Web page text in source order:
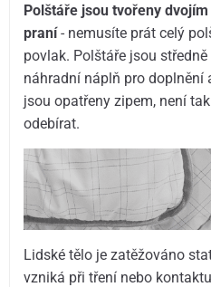
Polštáře jsou tvořeny
praní- nemusíte prát celý
povlak. Polštáře jsou
náhradní náplň pro doplnění
jsou opatřeny zipem, není
odebírat.
Lidské tělo je zatěžováno
vzniká při tření nebo